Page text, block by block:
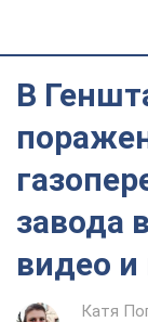
В
завода
видео и
Катя